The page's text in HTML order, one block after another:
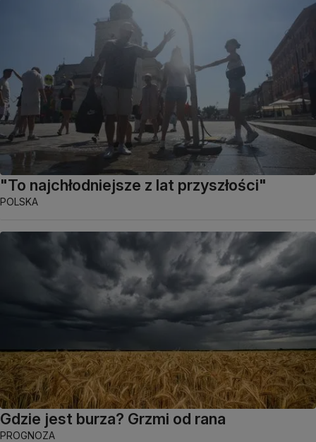
"To najchłodniejsze z lat przyszłości"
POLSKA
Gdzie jest burza? Grzmi od rana
PROGNOZA